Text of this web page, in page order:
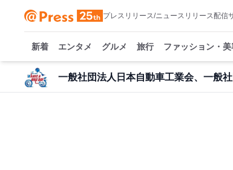
プレスリリース/ニュースリリース配信
新着 エンタメ グルメ 旅行 ファッション・美
一般社団法人日本自動車工業会、一般